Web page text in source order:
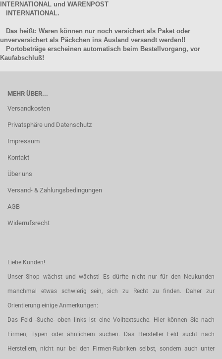
INTERNATIONAL und WARENPOST
INTERNATIONAL.
Das heißt: Waren können nur noch versichert als Paket oder
unverversichert als Päckchen ins Ausland versandt werden!!
Portobeträge erscheinen automatisch beim Bestellvorgang, vor
Kaufabschluß!
MEHR ÜBER...
Versandkosten
Privatsphäre und Datenschutz
Impressum
Kontakt
Über uns
Versand- & Zahlungsbedingungen
AGB
Widerrufsrecht
Liebe Kunden!
Unser Shop wächst und wächst! Es dürfte nicht nur für den Neukunden
manchmal etwas schwierig sein, sich zu Recht zu finden. Daher zur
Orientierung einige Anmerkungen:
Das Feld -Suche- oben links ist eine Volltextsuche. Hier können Sie nach
Firmen, Typen oder ähnlichem suchen. Das Hersteller Feld sucht nach
Herstellern, nicht nur bei den Firmen-Rubriken selbst, sondern auch unter